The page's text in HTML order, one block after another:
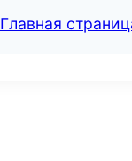
Главная